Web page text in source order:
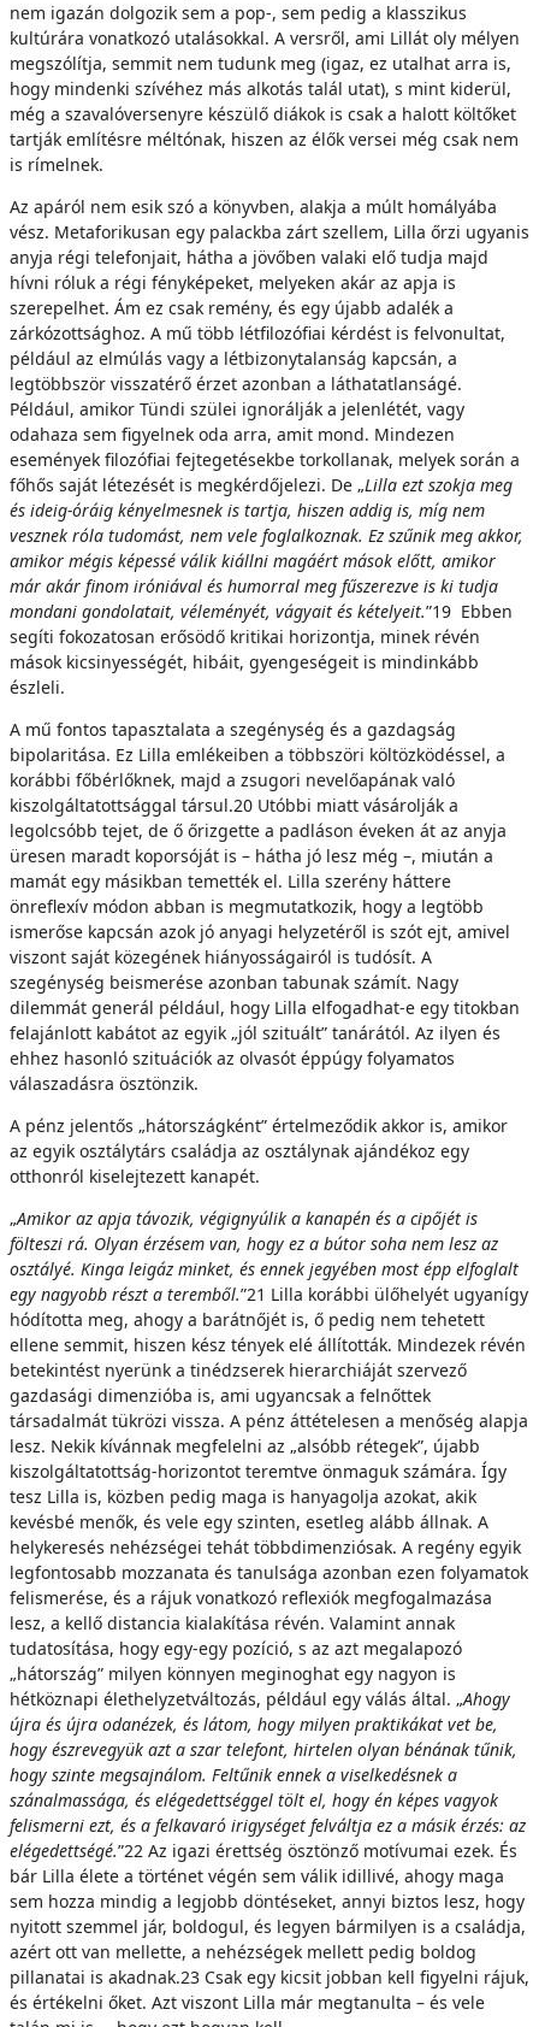
nem igazán dolgozik sem a pop-, sem pedig a klasszikus
kultúrára vonatkozó utalásokkal. A versről, ami Lillát oly mélyen
megszólítja, semmit nem tudunk meg (igaz, ez utalhat arra is,
hogy mindenki szívéhez más alkotás talál utat), s mint kiderül,
még a szavalóversenyre készülő diákok is csak a halott költőket
tartják említésre méltónak, hiszen az élők versei még csak nem
is rímelnek.
Az apáról nem esik szó a könyvben, alakja a múlt homályába
vész. Metaforikusan egy palackba zárt szellem, Lilla őrzi ugyanis
anyja régi telefonjait, hátha a jövőben valaki elő tudja majd
hívni róluk a régi fényképeket, melyeken akár az apja is
szerepelhet. Ám ez csak remény, és egy újabb adalék a
zárkózottsághoz. A mű több létfilozófiai kérdést is felvonultat,
például az elmúlás vagy a létbizonytalanság kapcsán, a
legtöbbször visszatérő érzet azonban a láthatatlanságé.
Például, amikor Tündi szülei ignorálják a jelenlétét, vagy
odahaza sem figyelnek oda arra, amit mond. Mindezen
események filozófiai fejtegetésekbe torkollanak, melyek során a
főhős saját létezését is megkérdőjelezi. De „Lilla ezt szokja meg
és ideig-óráig kényelmesnek is tartja, hiszen addig is, míg nem
vesznek róla tudomást, nem vele foglalkoznak. Ez szűnik meg akkor,
amikor mégis képessé válik kiállni magáért mások előtt, amikor
már akár finom iróniával és humorral meg fűszerezve is ki tudja
mondani gondolatait, véleményét, vágyait és kételyeit.”19 Ebben
segíti fokozatosan erősödő kritikai horizontja, minek révén
mások kicsinyességét, hibáit, gyengeségeit is mindinkább
észleli.
A mű fontos tapasztalata a szegénység és a gazdagság
bipolaritása. Ez Lilla emlékeiben a többszöri költözködéssel, a
korábbi főbérlőknek, majd a zsugori nevelőapának való
kiszolgáltatottsággal társul.20 Utóbbi miatt vásárolják a
legolcsóbb tejet, de ő őrizgette a padláson éveken át az anyja
üresen maradt koporsóját is – hátha jó lesz még –, miután a
mamát egy másikban temették el. Lilla szerény háttere
önreflexív módon abban is megmutatkozik, hogy a legtöbb
ismerőse kapcsán azok jó anyagi helyzetéről is szót ejt, amivel
viszont saját közegének hiányosságairól is tudósít. A
szegénység beismerése azonban tabunak számít. Nagy
dilemmát generál például, hogy Lilla elfogadhat-e egy titokban
felajánlott kabátot az egyik „jól szituált” tanárától. Az ilyen és
ehhez hasonló szituációk az olvasót éppúgy folyamatos
válaszadásra ösztönzik.
A pénz jelentős „hátországként” értelmeződik akkor is, amikor
az egyik osztálytárs családja az osztálynak ajándékoz egy
otthonról kiselejtezett kanapét.
„Amikor az apja távozik, végignyúlik a kanapén és a cipőjét is
fölteszi rá. Olyan érzésem van, hogy ez a bútor soha nem lesz az
osztályé. Kinga leigáz minket, és ennek jegyében most épp elfoglalt
egy nagyobb részt a teremből.”21 Lilla korábbi ülőhelyét ugyanígy
hódította meg, ahogy a barátnőjét is, ő pedig nem tehetett
ellene semmit, hiszen kész tények elé állították. Mindezek révén
betekintést nyerünk a tinédzserek hierarchiáját szervező
gazdasági dimenzióba is, ami ugyancsak a felnőttek
társadalmát tükrözi vissza. A pénz áttételesen a menőség alapja
lesz. Nekik kívánnak megfelelni az „alsóbb rétegek”, újabb
kiszolgáltatottság-horizontot teremtve önmaguk számára. Így
tesz Lilla is, közben pedig maga is hanyagolja azokat, akik
kevésbé menők, és vele egy szinten, esetleg alább állnak. A
helykeresés nehézségei tehát többdimenziósak. A regény egyik
legfontosabb mozzanata és tanulsága azonban ezen folyamatok
felismerése, és a rájuk vonatkozó reflexiók megfogalmazása
lesz, a kellő distancia kialakítása révén. Valamint annak
tudatosítása, hogy egy-egy pozíció, s az azt megalapozó
„hátország” milyen könnyen meginoghat egy nagyon is
hétköznapi élethelyzetváltozás, például egy válás által. „Ahogy
újra és újra odanézek, és látom, hogy milyen praktikákat vet be,
hogy észrevegyük azt a szar telefont, hirtelen olyan bénának tűnik,
hogy szinte megsajnálom. Feltűnik ennek a viselkedésnek a
szánalmassága, és elégedettséggel tölt el, hogy én képes vagyok
felismerni ezt, és a felkavaró irigységet felváltja ez a másik érzés: az
elégedettségé.”22 Az igazi érettség ösztönző motívumai ezek. És
bár Lilla élete a történet végén sem válik idillivé, ahogy maga
sem hozza mindig a legjobb döntéseket, annyi biztos lesz, hogy
nyitott szemmel jár, boldogul, és legyen bármilyen is a családja,
azért ott van mellette, a nehézségek mellett pedig boldog
pillanatai is akadnak.23 Csak egy kicsit jobban kell figyelni rájuk,
és értékelni őket. Azt viszont Lilla már megtanulta – és vele